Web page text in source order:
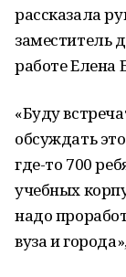
рассказала
заместитель
работе Елена
«Буду
обсуждать
где-то 700
учебных
надо
вуза и